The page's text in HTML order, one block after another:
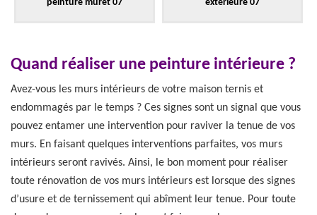
peinture muret 07
extérieure 07
Quand réaliser une peinture intérieure ?
Avez-vous les murs intérieurs de votre maison ternis et
endommagés par le temps ? Ces signes sont un signal que vous
pouvez entamer une intervention pour raviver la tenue de vos
murs. En faisant quelques interventions parfaites, vos murs
intérieurs seront ravivés. Ainsi, le bon moment pour réaliser
toute rénovation de vos murs intérieurs est lorsque des signes
d’usure et de ternissement qui abîment leur tenue. Pour toute